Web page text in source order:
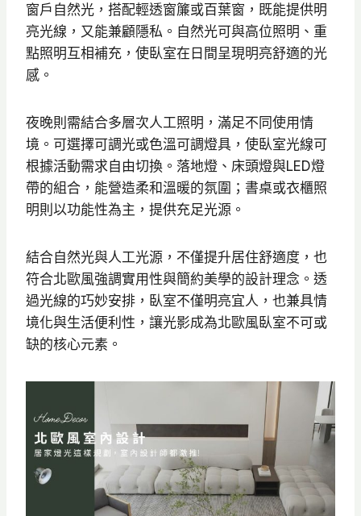
窗戶自然光，搭配輕透窗簾或百葉窗，既能提供明
亮光線，又能兼顧隱私。自然光可與高位照明、重
點照明互相補充，使臥室在日間呈現明亮舒適的光
感。
夜晚則需結合多層次人工照明，滿足不同使用情
境。可選擇可調光或色溫可調燈具，使臥室光線可
根據活動需求自由切換。落地燈、床頭燈與LED燈
帶的組合，能營造柔和溫暖的氛圍；書桌或衣櫃照
明則以功能性為主，提供充足光源。
結合自然光與人工光源，不僅提升居住舒適度，也
符合北歐風強調實用性與簡約美學的設計理念。透
過光線的巧妙安排，臥室不僅明亮宜人，也兼具情
境化與生活便利性，讓光影成為北歐風臥室不可或
缺的核心元素。